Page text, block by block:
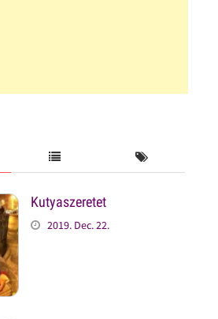
Kutyaszeretet
2019. Dec. 22.